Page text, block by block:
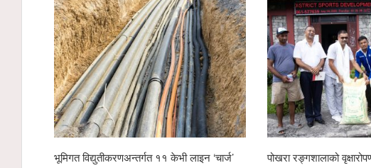
भूमिगत विद्युतीकरणअन्तर्गत ११ केभी लाइन ‘चार्ज’
पोखरा रङ्गशालाको वृक्षारोपण